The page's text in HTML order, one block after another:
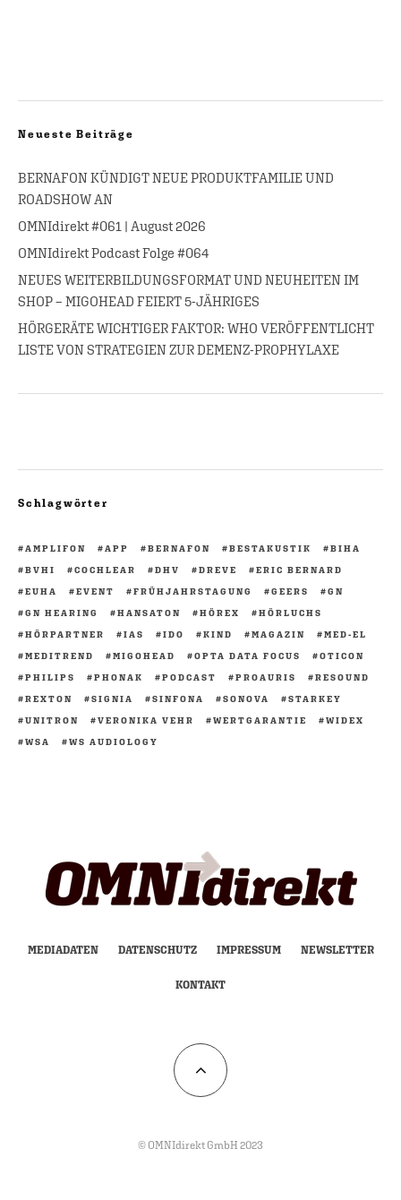
Neueste Beiträge
BERNAFON KÜNDIGT NEUE PRODUKTFAMILIE UND
ROADSHOW AN
OMNIdirekt #061 | August 2026
OMNIdirekt Podcast Folge #064
NEUES WEITERBILDUNGSFORMAT UND NEUHEITEN IM
SHOP – MIGOHEAD FEIERT 5-JÄHRIGES
HÖRGERÄTE WICHTIGER FAKTOR: WHO VERÖFFENTLICHT
LISTE VON STRATEGIEN ZUR DEMENZ-PROPHYLAXE
Schlagwörter
AMPLIFON APP BERNAFON BESTAKUSTIK
BIHA
BVHI
COCHLEAR DHV DREVE
ERIC BERNARD
EUHA
EVENT FRÜHJAHRSTAGUNG GEERS
GN
GN HEARING
HANSATON HÖREX
HÖRLUCHS
HÖRPARTNER
IAS IDO KIND MAGAZIN
MED-EL
MEDITREND
MIGOHEAD OPTA DATA FOCUS
OTICON
PHILIPS
PHONAK PODCAST PROAURIS
RESOUND
REXTON
SIGNIA SINFONA SONOVA
STARKEY
UNITRON
VERONIKA VEHR WERTGARANTIE
WIDEX
WSA
WS AUDIOLOGY
MEDIADATEN DATENSCHUTZ IMPRESSUM NEWSLETTER
KONTAKT
© OMNIdirekt GmbH 2023